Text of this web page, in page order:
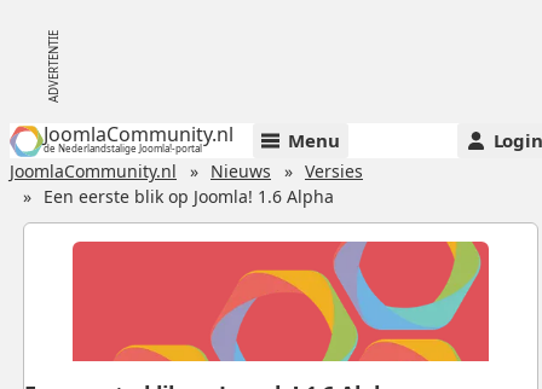
JoomlaCommunity.nl
de Nederlandstalige Joomla!-portal Menu Login
JoomlaCommunity.nl Nieuws
Versies
Een eerste blik op Joomla! 1.6 Alpha